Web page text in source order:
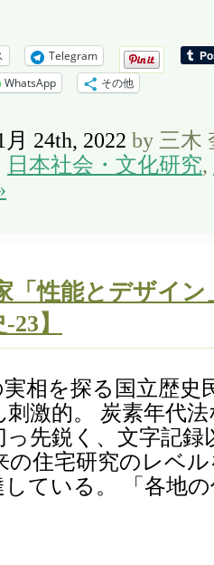
Telegram
WhatsApp その他
月 24th, 2022 by 三木
日本社会・文化研究,
「性能とデザイ
23】
相を探る国立歴史
激的。 炭素年代
っ先鋭く、文字記
の住宅研究のレベ
している。 「各地